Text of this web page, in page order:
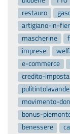
restauro
artigiano-in-
mascherine
imprese
e-commerce
credito-imposta
movimento-
bonus-
benessere